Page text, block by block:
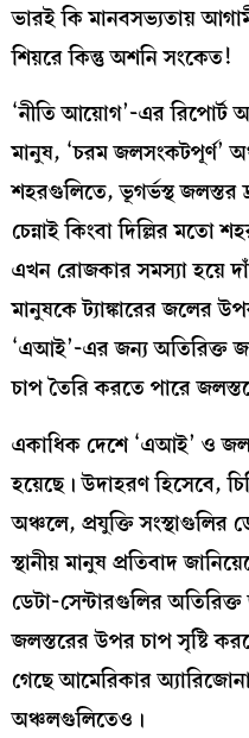
ভারই কি মানবসভ্যতায়
শিয়রে কিন্তু অশনি সংকেত!
‘নীতি আয়োগ’-এর রিপোর্ট
মানুষ, ‘চরম জলসংকটপূর্ণ’
শহরগুলিতে, ভূগর্ভস্থ জলস্তর
চেন্নাই কিংবা দিল্লির মতো
এখন রোজকার সমস্যা হয়ে
মানুষকে ট্যাঙ্কারের জলের
‘এআই’-এর জন্য অতিরিক্ত
চাপ তৈরি করতে পারে
একাধিক দেশে ‘এআই’ ও
হয়েছে। উদাহরণ হিসেবে,
অঞ্চলে, প্রযুক্তি সংস্থাগুলির
স্থানীয় মানুষ প্রতিবাদ
ডেটা-সেন্টারগুলির
জলস্তরের উপর চাপ সৃষ্টি
গেছে আমেরিকার
অঞ্চলগুলিতেও।